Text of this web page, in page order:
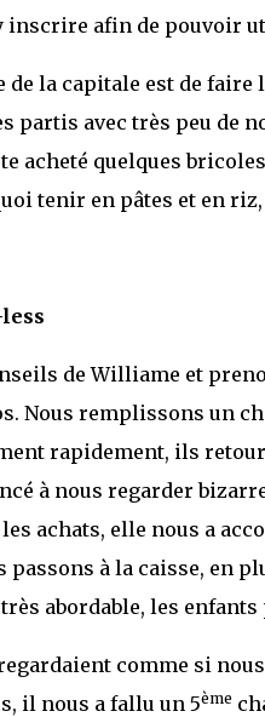
inscrire afin de pouvoir
de la capitale est de
partis avec très peu de
acheté quelques
tenir en pâtes et en
de Williame et
Nous remplissons un
rapidement, ils
à nous regarder
achats, elle nous a
passons à la caisse, en
abordable, les
comme si
il nous a fallu un 5ème